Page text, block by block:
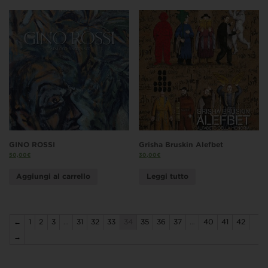
GINO ROSSI
50,00€
Aggiungi al carrello
Grisha Bruskin Alefbet
30,00€
Leggi tutto
← 1 2 3 … 31 32 33 35 36 37 … 40 41
42
→